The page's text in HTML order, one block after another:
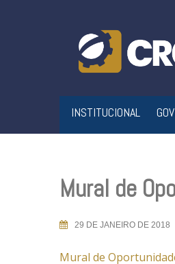
INSTITUCIONAL
Mural de
29 DE JANEIRO DE 2018
Mural de